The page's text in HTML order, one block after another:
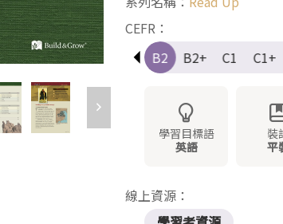
CEFR：
A2 A2+ B1 B1+ B2 B2+ C1 C1+
學習目標語
英語
裝
平
線上資源：